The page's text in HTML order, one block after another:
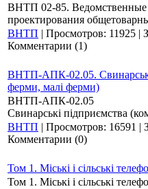
ВНТП 02-85. Ведомственные
проектирования
ВНТП | Просмотров: 11925 |
Комментарии (1)
ВНТП-АПК-02.05.
ферми, малі ферми)
ВНТП-АПК-02.05
Свинарські підприємства
ВНТП | Просмотров: 16591 |
Комментарии (0)
Том 1. Міські і сільські
Том 1. Міські і сільські